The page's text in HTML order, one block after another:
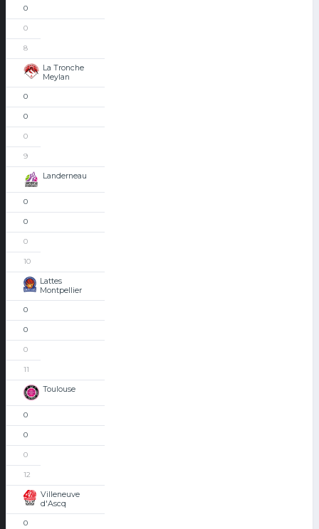
0
0
8
La Tronche
Meylan
0
0
0
9
Landerneau
0
0
0
10
Lattes
Montpellier
0
0
0
11
Toulouse
0
0
0
12
Villeneuve
d'Ascq
0